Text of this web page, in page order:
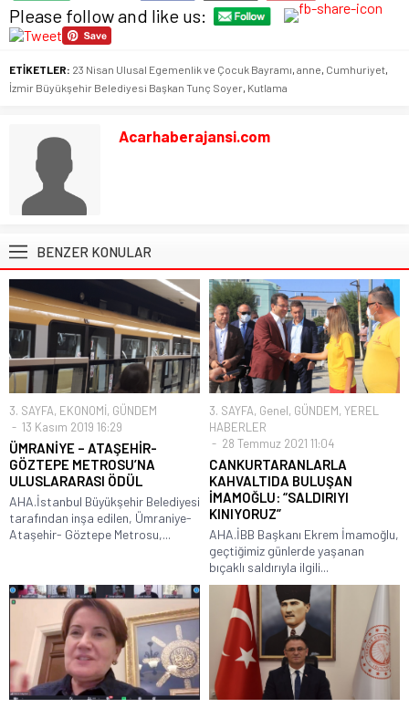
Please follow and like us:
ETİKETLER: 23 Nisan Ulusal Egemenlik ve Çocuk Bayramı anne Cumhuriyet
İzmir Büyükşehir Belediyesi Başkan Tunç Soyer Kutlama
Acarhaberajansi.com
BENZER KONULAR
3. SAYFA, EKONOMİ, GÜNDEM
13 Kasım 2019 16:29
ÜMRANİYE – ATAŞEHİR-
GÖZTEPE METROSU’NA
ULUSLARARASI ÖDÜL
AHA.İstanbul Büyükşehir Belediyesi
tarafından inşa edilen, Ümraniye-
Ataşehir- Göztepe Metrosu,...
3. SAYFA, Genel, GÜNDEM, YEREL
HABERLER
28 Temmuz 2021 11:04
CANKURTARANLARLA
KAHVALTIDA BULUŞAN
İMAMOĞLU: “SALDIRIYI
KINIYORUZ”
AHA.İBB Başkanı Ekrem İmamoğlu,
geçtiğimiz günlerde yaşanan
bıçaklı saldırıyla ilgili...